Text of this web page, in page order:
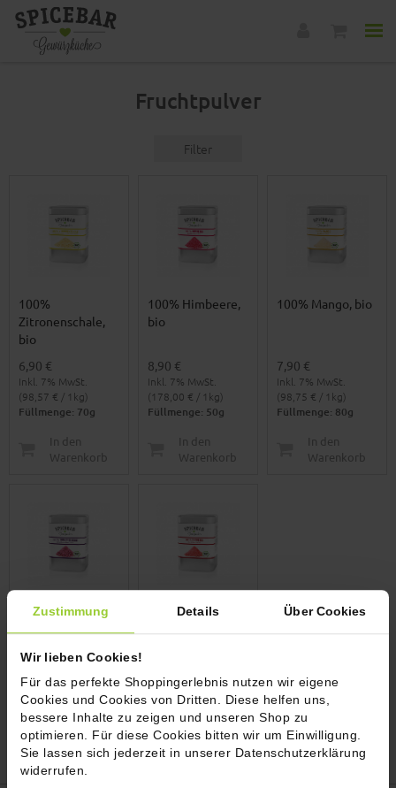
Zustimmung Details Über Cookies
Wir lieben Cookies!
Für das perfekte Shoppingerlebnis nutzen wir eigene
Cookies und Cookies von Dritten. Diese helfen uns,
bessere Inhalte zu zeigen und unseren Shop zu
optimieren. Für diese Cookies bitten wir um Einwilligung.
Sie lassen sich jederzeit in unserer Datenschutzerklärung
widerrufen.
Fruchtpulver
Filter
100%
Zitronenschale,
bio
6,90 €
Inkl. 7% MwSt.
(98,57 € / 1kg)
Füllmenge: 70g
In den
Warenkorb
100% Himbeere,
bio
8,90 €
Inkl. 7% MwSt.
(178,00 € / 1kg)
Füllmenge: 50g
In den
Warenkorb
100% Mango, bio
7,90 €
Inkl. 7% MwSt.
(98,75 € / 1kg)
Füllmenge: 80g
In den
Warenkorb
100%
Johannisbeere,
7,90 €
Inkl. 7% MwSt.
(131,67 € / 1kg)
Füllmenge: 60g
In den
Warenkorb
100% Erdbeere,
8,90 €
Inkl. 7% MwSt.
(178,00 € / 1kg)
Füllmenge: 50g
In den